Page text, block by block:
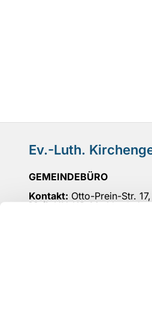
Ev.-Luth.
GEMEINDEBÜRO
Kontakt: Otto-Prein-Str.
Mail: UN-KG-
: